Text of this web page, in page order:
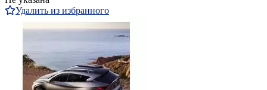
Удалить из избранного